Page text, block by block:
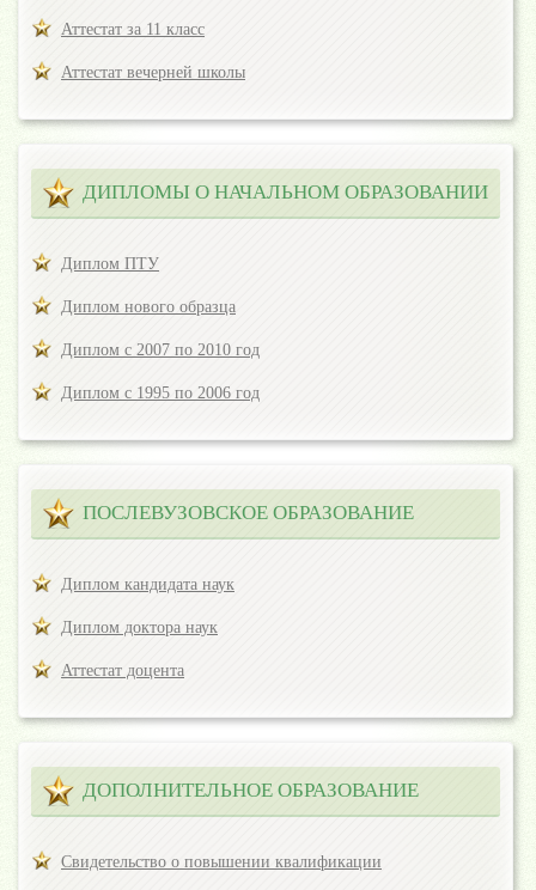
Аттестат за 11 класс
Аттестат вечерней школы
ДИПЛОМЫ О НАЧАЛЬНОМ ОБРАЗОВАНИИ
Диплом ПТУ
Диплом нового образца
Диплом с 2007 по 2010 год
Диплом с 1995 по 2006 год
ПОСЛЕВУЗОВСКОЕ ОБРАЗОВАНИЕ
Диплом кандидата наук
Диплом доктора наук
Аттестат доцента
ДОПОЛНИТЕЛЬНОЕ ОБРАЗОВАНИЕ
Свидетельство о повышении квалификации